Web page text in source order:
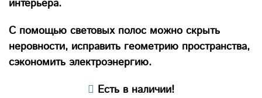
интерьера.
С помощью световых полос можно скрыть
неровности, исправить геометрию пространства,
сэкономить электроэнергию.
Есть в наличии!